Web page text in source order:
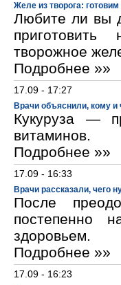
Желе из творога:
Любите ли вы
творожное
Подробнее »»
17.09 - 17:27
Врачи объяснили, кому и
Кукуруза —
витаминов.
Подробнее »»
17.09 - 16:33
Врачи рассказали, чего
После
постепенно
здоровьем.
Подробнее »»
17.09 - 16:23